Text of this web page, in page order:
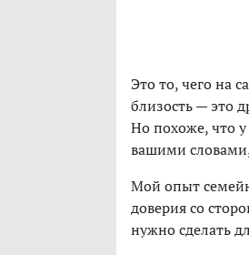
Это то, чего на
близость — это
Но похоже, что у
вашими
Мой опыт
доверия со
нужно сделать